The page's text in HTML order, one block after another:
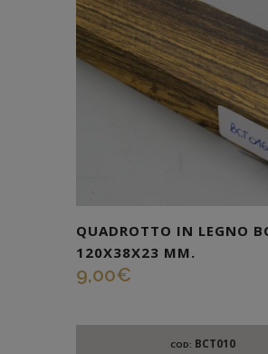
QUADROTTO IN LEGNO
120X38X23 MM.
9,00€
COD: BCT010